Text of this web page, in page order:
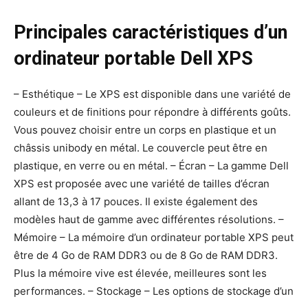
Principales caractéristiques d’un
ordinateur portable Dell XPS
– Esthétique – Le XPS est disponible dans une variété de
couleurs et de finitions pour répondre à différents goûts.
Vous pouvez choisir entre un corps en plastique et un
châssis unibody en métal. Le couvercle peut être en
plastique, en verre ou en métal. – Écran – La gamme Dell
XPS est proposée avec une variété de tailles d’écran
allant de 13,3 à 17 pouces. Il existe également des
modèles haut de gamme avec différentes résolutions. –
Mémoire – La mémoire d’un ordinateur portable XPS peut
être de 4 Go de RAM DDR3 ou de 8 Go de RAM DDR3.
Plus la mémoire vive est élevée, meilleures sont les
performances. – Stockage – Les options de stockage d’un